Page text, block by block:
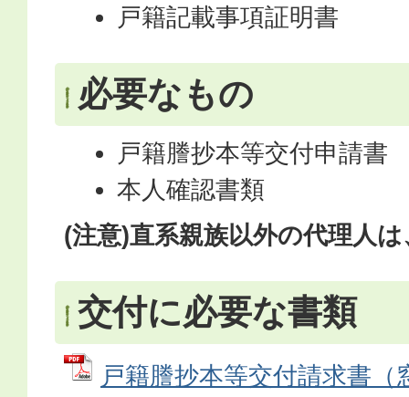
戸籍記載事項証明書
必要なもの
戸籍謄抄本等交付申請書
本人確認書類
(注意)直系親族以外の代理人
交付に必要な書類
戸籍謄抄本等交付請求書